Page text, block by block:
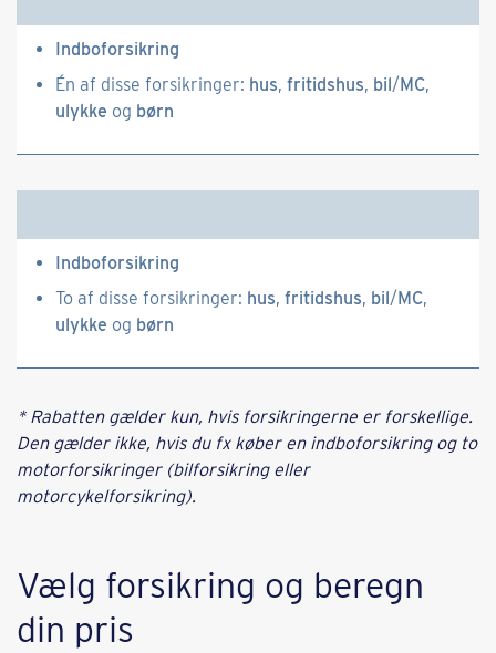
Indboforsikring
Én af disse forsikringer: hus, fritidshus, bil/MC,
ulykke og børn
Indboforsikring
To af disse forsikringer: hus, fritidshus, bil/MC,
ulykke og børn
* Rabatten gælder kun, hvis forsikringerne er forskellige.
Den gælder ikke, hvis du fx køber en indboforsikring og to
motorforsikringer (bilforsikring eller
motorcykelforsikring).
Vælg forsikring og beregn
din pris